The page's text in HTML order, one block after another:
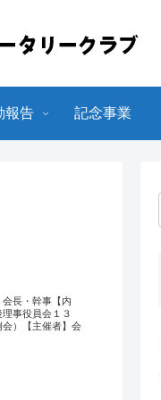
報告 記念事業
長・幹事【内
事役員会１３
）【主催者】会